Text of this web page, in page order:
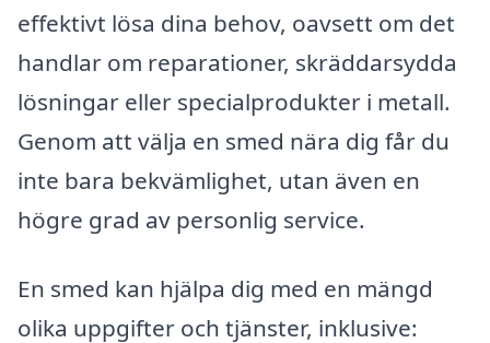
effektivt lösa dina behov, oavsett om det
handlar om reparationer, skräddarsydda
lösningar eller specialprodukter i metall.
Genom att välja en smed nära dig får du
inte bara bekvämlighet, utan även en
högre grad av personlig service.
En smed kan hjälpa dig med en mängd
olika uppgifter och tjänster, inklusive: